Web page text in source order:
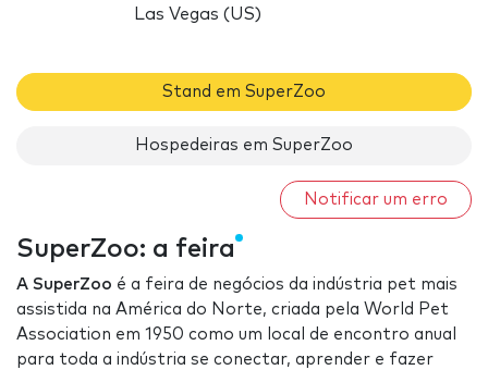
Las Vegas (US)
Stand em SuperZoo
Hospedeiras em SuperZoo
Notificar um erro
SuperZoo: a feira
A SuperZoo é a feira de negócios da indústria pet mais
assistida na América do Norte, criada pela World Pet
Association em 1950 como um local de encontro anual
para toda a indústria se conectar, aprender e fazer